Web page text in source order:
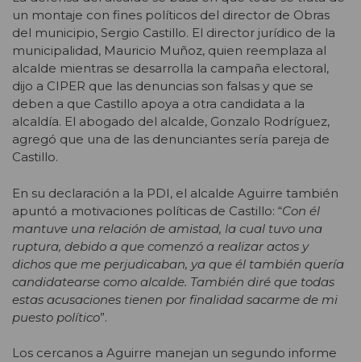
un montaje con fines políticos del director de Obras
del municipio, Sergio Castillo. El director jurídico de la
municipalidad, Mauricio Muñoz, quien reemplaza al
alcalde mientras se desarrolla la campaña electoral,
dijo a CIPER que las denuncias son falsas y que se
deben a que Castillo apoya a otra candidata a la
alcaldía. El abogado del alcalde, Gonzalo Rodríguez,
agregó que una de las denunciantes sería pareja de
Castillo.
En su declaración a la PDI, el alcalde Aguirre también
apuntó a motivaciones políticas de Castillo: “Con él
mantuve una relación de amistad, la cual tuvo una
ruptura, debido a que comenzó a realizar actos y
dichos que me perjudicaban, ya que él también quería
candidatearse como alcalde. También diré que todas
estas acusaciones tienen por finalidad sacarme de mi
puesto político”.
Los cercanos a Aguirre manejan un segundo informe